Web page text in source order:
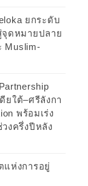
ยกระดับ
จุดหมายปลาย
Muslim-
ยใต้–ศรีลังกา
พร้อมเร่ง
งครึ่งปีหลัง
แห่งการอยู่